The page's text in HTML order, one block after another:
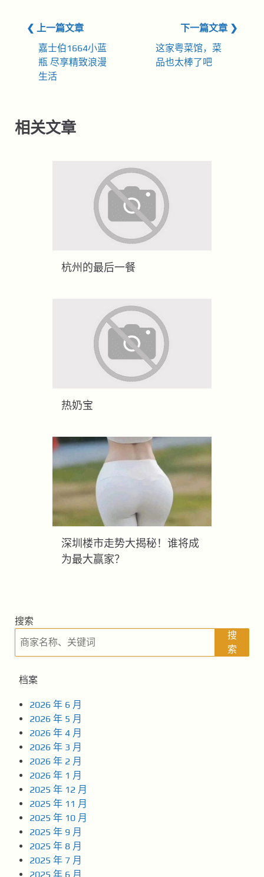
❮ 上一篇文章
嘉士伯1664小蓝
瓶 尽享精致浪漫
生活
下一篇文章 ❯
这家粤菜馆，菜
品也太棒了吧
相关文章
杭州的最后一餐
热奶宝
深圳楼市走势大揭秘！谁将成
为最大赢家？
搜索
搜
索
档案
2026 年 6 月
2026 年 5 月
2026 年 4 月
2026 年 3 月
2026 年 2 月
2026 年 1 月
2025 年 12 月
2025 年 11 月
2025 年 10 月
2025 年 9 月
2025 年 8 月
2025 年 7 月
2025 年 6 月